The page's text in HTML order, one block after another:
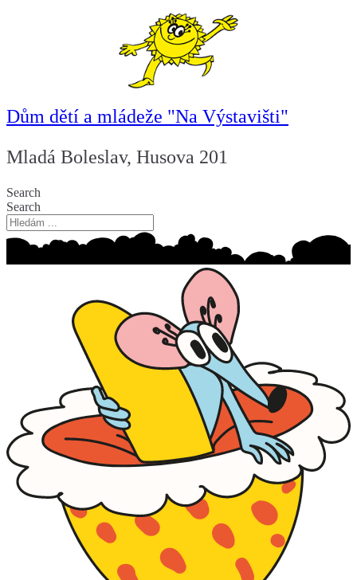
Dům dětí a mládeže "Na Výstavišti"
Mladá Boleslav, Husova 201
Search
Search